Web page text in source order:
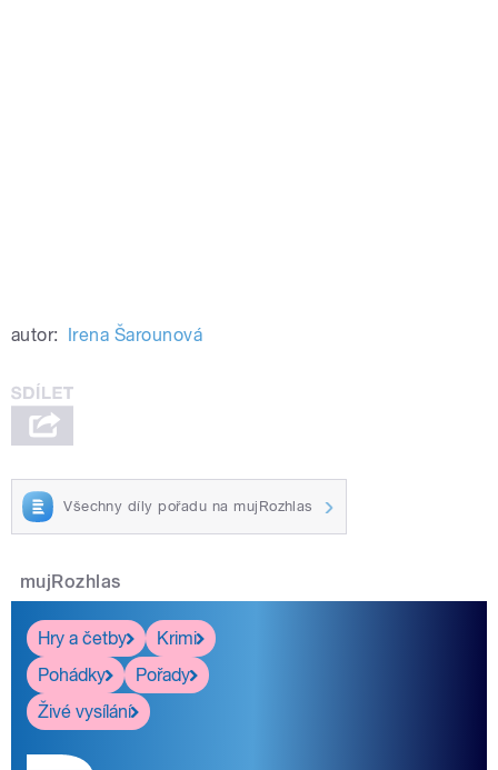
autor: Irena Šarounová
Všechny díly pořadu na mujRozhlas
mujRozhlas
Hry a četby
Krimi
Pohádky
Pořady
Živé vysílání